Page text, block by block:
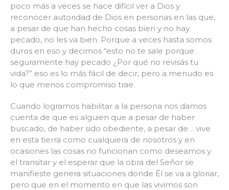
poco más a veces se hace difícil ver a Dios y
reconocer autoridad de Dios en personas en las que,
a pesar de que han hecho cosas bien y no hay
pecado, no les va bien. Porque a veces hasta somos
duros en eso y decimos “esto no te sale porque
seguramente hay pecado ¿Por qué no revisás tu
vida?” eso es lo más fácil de decir, pero a menudo es
lo que menos compromiso trae.
Cuando logramos habilitar a la persona nos damos
cuenta de que es alguien que a pesar de haber
buscado, de haber sido obediente, a pesar de… vive
en esta tierra como cualquiera de nosotros y en
ocasiones las cosas no funcionan como deseamos y
el transitar y el esperar que la obra del Señor se
manifieste genera situaciones donde Él se va a gloriar,
pero que en el momento en que las vivimos son